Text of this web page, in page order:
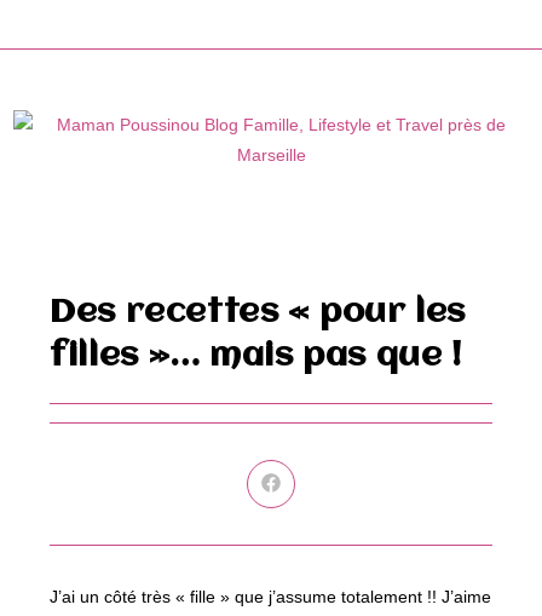
Des recettes « pour les
filles »… mais pas que !
Ouvrir
dans
autre
J’ai un côté très « fille » que j’assume totalement !! J’aime